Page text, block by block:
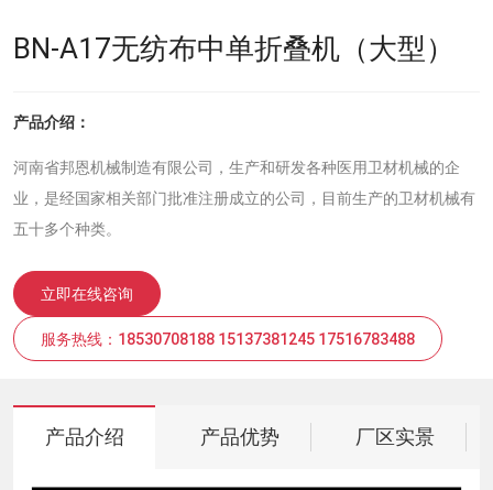
BN-A17无纺布中单折叠机（大型）
产品介绍：
河南省邦恩机械制造有限公司，生产和研发各种医用卫材机械的企
业，是经国家相关部门批准注册成立的公司，目前生产的卫材机械有
五十多个种类。
立即在线咨询
服务热线：18530708188 15137381245 17516783488
产品介绍 产品优势 厂区实景